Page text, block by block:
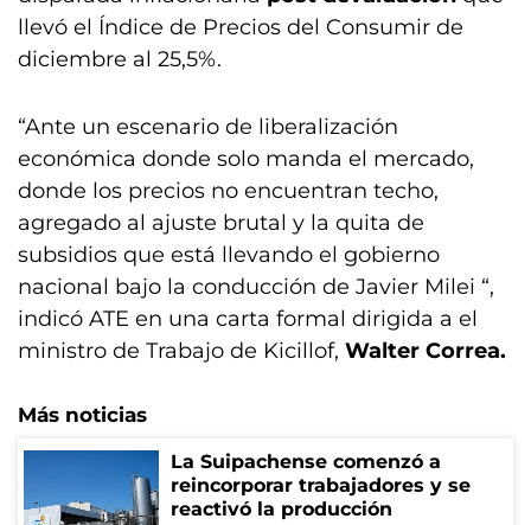
llevó el Índice de Precios del Consumir de
diciembre al 25,5%.
“Ante un escenario de liberalización
económica donde solo manda el mercado,
donde los precios no encuentran techo,
agregado al ajuste brutal y la quita de
subsidios que está llevando el gobierno
nacional bajo la conducción de Javier Milei “,
indicó ATE en una carta formal dirigida a el
ministro de Trabajo de Kicillof, Walter Correa.
Más noticias
La Suipachense comenzó a
reincorporar trabajadores y se
reactivó la producción